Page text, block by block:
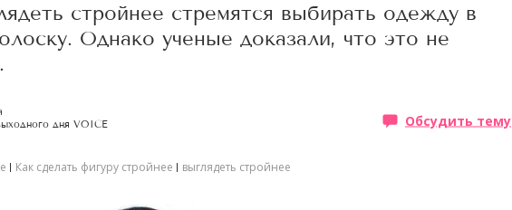
стройнее стремятся выбирать одежду в
Однако ученые доказали, что это не
дня VOICE
Обсудить тему
Как сделать фигуру стройнее выглядеть стройнее